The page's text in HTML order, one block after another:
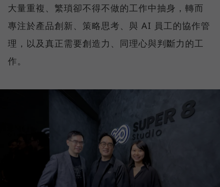
大量重複、繁瑣卻不得不做的工作中抽身，轉而
專注於產品創新、策略思考、與 AI 員工的協作管
理，以及真正需要創造力、同理心與判斷力的工
作。